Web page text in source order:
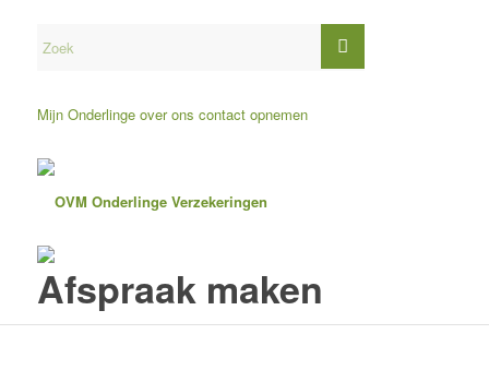
Mijn Onderlinge over ons contact opnemen
Afspraak maken